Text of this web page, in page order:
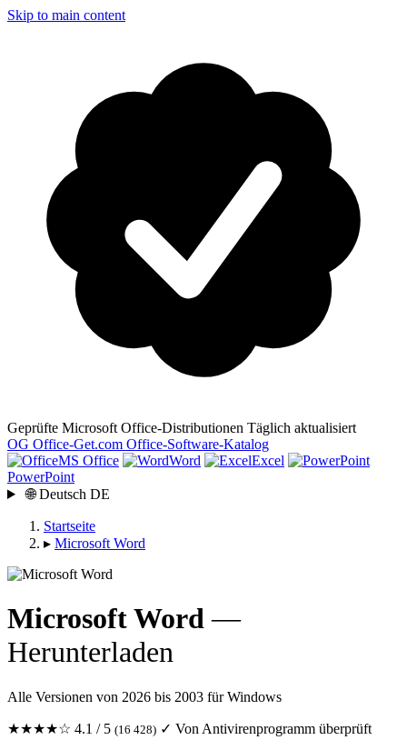
Skip to main content
Geprüfte Microsoft Office-Distributionen Täglich aktualisiert
OG Office-Get.com Office-Software-Katalog
MS Office
Word
Excel
PowerPoint
🌐 Deutsch DE
Startseite
▸ Microsoft Word
Microsoft Word—
Herunterladen
Alle Versionen von 2026 bis 2003 für Windows
★★★★☆ 4.1 / 5 (16 428) ✓ Von Antivirenprogramm überprüft